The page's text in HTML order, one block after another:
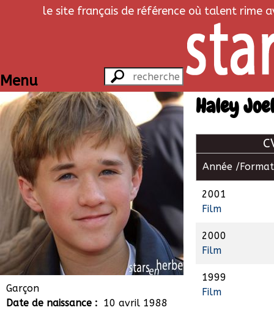
le site français de référence où talent rime
Menu
Haley Joel Osment
Garçon
Date de naissance : 10 avril 1988
Haley
Année / Format
2001
Film
2000
Film
1999
Film